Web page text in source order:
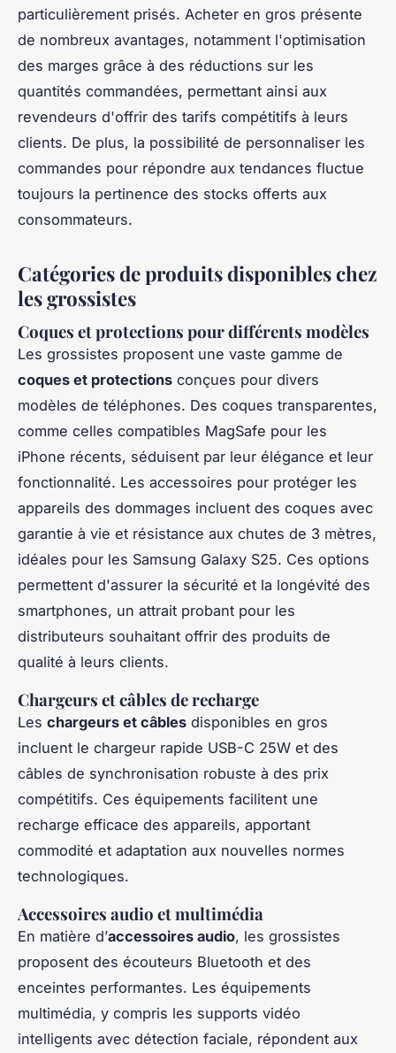
particulièrement prisés. Acheter en gros présente
de nombreux avantages, notamment l'optimisation
des marges grâce à des réductions sur les
quantités commandées, permettant ainsi aux
revendeurs d'offrir des tarifs compétitifs à leurs
clients. De plus, la possibilité de personnaliser les
commandes pour répondre aux tendances fluctue
toujours la pertinence des stocks offerts aux
consommateurs.
Catégories de produits disponibles chez
les grossistes
Coques et protections pour différents modèles
Les grossistes proposent une vaste gamme de
coques et protections conçues pour divers
modèles de téléphones. Des coques transparentes,
comme celles compatibles MagSafe pour les
iPhone récents, séduisent par leur élégance et leur
fonctionnalité. Les accessoires pour protéger les
appareils des dommages incluent des coques avec
garantie à vie et résistance aux chutes de 3 mètres,
idéales pour les Samsung Galaxy S25. Ces options
permettent d'assurer la sécurité et la longévité des
smartphones, un attrait probant pour les
distributeurs souhaitant offrir des produits de
qualité à leurs clients.
Chargeurs et câbles de recharge
Les chargeurs et câbles disponibles en gros
incluent le chargeur rapide USB-C 25W et des
câbles de synchronisation robuste à des prix
compétitifs. Ces équipements facilitent une
recharge efficace des appareils, apportant
commodité et adaptation aux nouvelles normes
technologiques.
Accessoires audio et multimédia
En matière d’accessoires audio, les grossistes
proposent des écouteurs Bluetooth et des
enceintes performantes. Les équipements
multimédia, y compris les supports vidéo
intelligents avec détection faciale, répondent aux